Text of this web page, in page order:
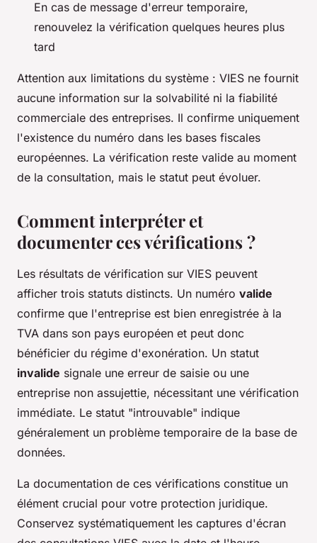
En cas de message d'erreur temporaire,
renouvelez la vérification quelques heures plus
tard
Attention aux limitations du système : VIES ne fournit
aucune information sur la solvabilité ni la fiabilité
commerciale des entreprises. Il confirme uniquement
l'existence du numéro dans les bases fiscales
européennes. La vérification reste valide au moment
de la consultation, mais le statut peut évoluer.
Comment interpréter et
documenter ces vérifications ?
Les résultats de vérification sur VIES peuvent
afficher trois statuts distincts. Un numéro valide
confirme que l'entreprise est bien enregistrée à la
TVA dans son pays européen et peut donc
bénéficier du régime d'exonération. Un statut
invalide signale une erreur de saisie ou une
entreprise non assujettie, nécessitant une vérification
immédiate. Le statut "introuvable" indique
généralement un problème temporaire de la base de
données.
La documentation de ces vérifications constitue un
élément crucial pour votre protection juridique.
Conservez systématiquement les captures d'écran